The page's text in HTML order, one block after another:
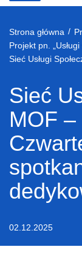
Strona główna /
Projekt pn.
Sieć
MOF
02.12.2025